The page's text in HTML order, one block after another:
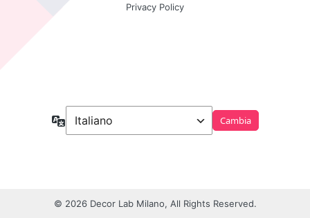
Privacy Policy
Lingua
© 2026 Decor Lab Milano, All Rights Reserved.